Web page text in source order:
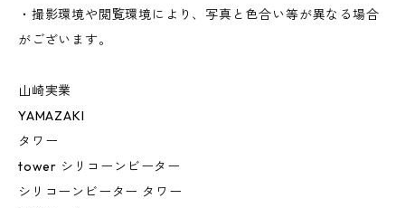
・撮影環境や閲覧環境により、写真と色合い等が異なる場合
がございます。
山崎実業
YAMAZAKI
タワー
tower シリコーンビーター
シリコーンビーター タワー